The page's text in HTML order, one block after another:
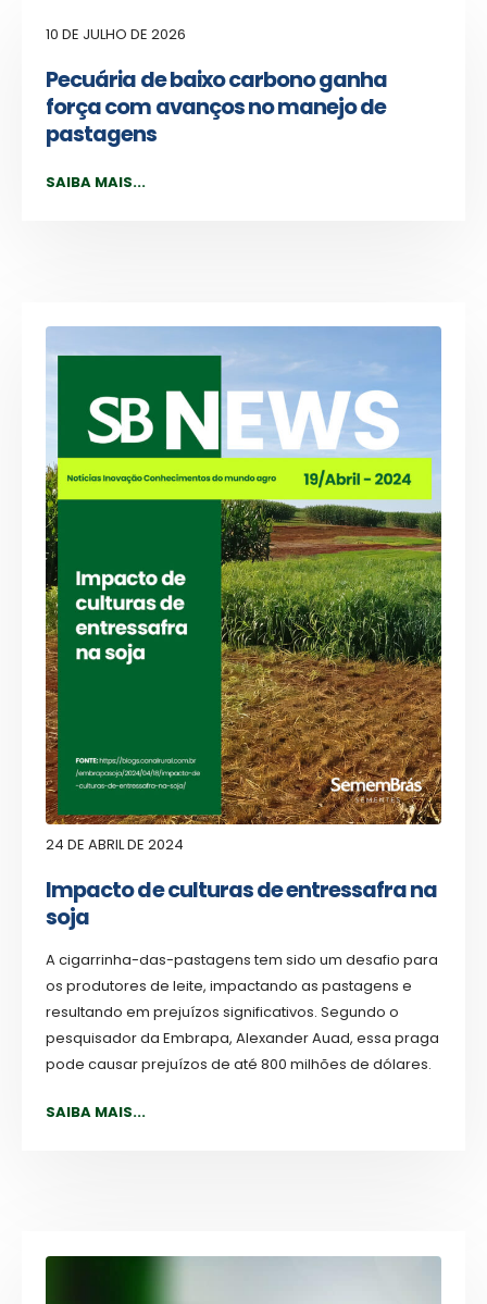
10 DE JULHO DE 2026
Pecuária de baixo carbono ganha
força com avanços no manejo de
pastagens
SAIBA MAIS...
24 DE ABRIL DE 2024
Impacto de culturas de entressafra na
soja
A cigarrinha-das-pastagens tem sido um desafio para
os produtores de leite, impactando as pastagens e
resultando em prejuízos significativos. Segundo o
pesquisador da Embrapa, Alexander Auad, essa praga
pode causar prejuízos de até 800 milhões de dólares.
SAIBA MAIS...